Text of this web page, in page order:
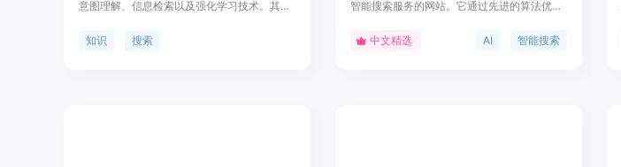
意图理解、信息检索以及强化学习技术。其主
息、智能生成文本内容。百小应定位为帮助用
知识 搜索
智能搜索服务的网站。它通过先进的算法优化
搜索效率。Felo搜索的主要优点在于其智能化
中文精选 AI 智能搜索